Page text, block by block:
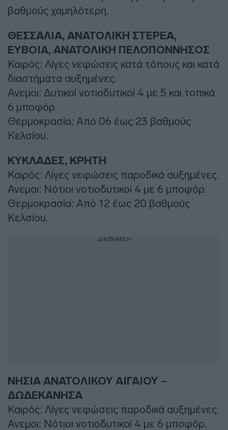
βαθμούς χαμηλότερη.
ΘΕΣΣΑΛΙΑ, ΑΝΑΤΟΛΙΚΗ ΣΤΕΡΕΑ,
ΕΥΒΟΙΑ, ΑΝΑΤΟΛΙΚΗ ΠΕΛΟΠΟΝΝΗΣΟΣ
Καιρός: Λίγες νεφώσεις κατά τόπους και κατά
διαστήματα αυξημένες.
Ανεμοι: Δυτικοί νοτιοδυτικοί 4 με 5 και τοπικά
6 μποφόρ.
Θερμοκρασία: Από 06 έως 23 βαθμούς
Κελσίου.
ΚΥΚΛΑΔΕΣ, ΚΡΗΤΗ
Καιρός: Λίγες νεφώσεις παροδικά αυξημένες.
Ανεμοι: Νότιοι νοτιοδυτικοί 4 με 6 μποφόρ.
Θερμοκρασία: Από 12 έως 20 βαθμούς
Κελσίου.
ΔΙΑΦΗΜΙΣΗ
ΝΗΣΙΑ ΑΝΑΤΟΛΙΚΟΥ ΑΙΓΑΙΟΥ –
ΔΩΔΕΚΑΝΗΣΑ
Καιρός: Λίγες νεφώσεις παροδικά αυξημένες.
Ανεμοι: Νότιοι νοτιοδυτικοί 4 με 6 μποφόρ.